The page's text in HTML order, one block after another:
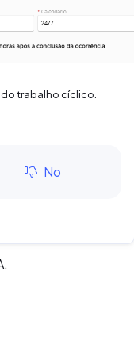
trabalho cíclico.
No